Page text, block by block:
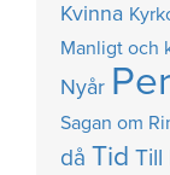
Kvinna
Manligt och
Nyår
Sagan om
då Tid Till